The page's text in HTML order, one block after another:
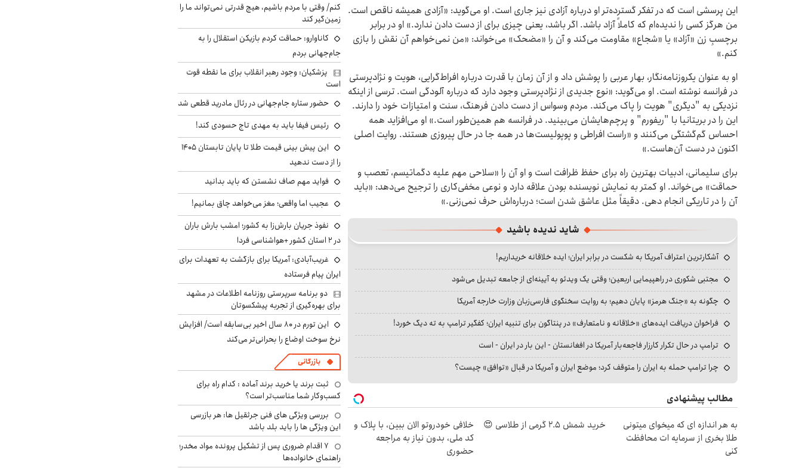
این پرسشی است که در تفکر گسترده‌تر او درباره آزادی نیز جاری است. او می‌گوید: «آزادی همیشه ناقص است.
من هرگز کسی را ندیده‌ام که کاملاً آزاد باشد. اگر باشد، یعنی چیزی برای از دست دادن ندارد.» او در برابر
برچسبِ زن «آزاد» یا «شجاع» مقاومت می‌کند و آن را «مضحک» می‌خواند: «من نمی‌خواهم آن نقش را بازی
کنم.»
او به عنوان یکروزنامه‌نگار، بهار عربی را پوشش داد و از آن زمان با قدرت درباره افراط‌گرایی، هویت و نژادپرستی
در فرانسه نوشته است. او می‌گوید: «نوع جدیدی از نژادپرستی وجود دارد که درباره آلودگی است. ترسی از اینکه
نزدیکی به "دیگری" هویت را پاک می‌کند. مردم وسواس از دست دادن فرهنگ، سنت و امتیازات خود را دارند.
این را در بریتانیا با "ریفورم" و پرچم‌هایشان می‌بینید. در فرانسه هم همین‌طور است.» او می‌افزاید همه
احساس گم‌گشتگی می‌کنند و «راست افراطی و پوپولیست‌ها در همه جا در حال پیروزی هستند. روایت اصلی
اکنون در دست آن‌هاست.»
برای سلیمانی، ادبیات بهترین راه برای حفظ ظرافت است و او آن را «سلاحی مهم علیه دگماتیسم، تعصب و
حماقت» می‌خواند. او کمتر به نمایش نویسنده بودن علاقه دارد و نوعی مخفی‌کاری را ترجیح می‌دهد: «باید
آن را در تاریکی انجام دهی. دقیقاً مثل عاشق‌ شدن است؛ درباره‌اش حرف نمی‌زنی.»
شاید ندیده باشید
آشکارترین اعتراف آمریکا به شکست در برابر ایران؛ ایده خلاقانه خریداریم!
مجتبی شکوری در راهپیمایی اربعین؛ وقتی یک ویدئو به آیینه‌ای از جامعه تبدیل می‌شود
چگونه به «جنگ هرمز» پایان دهیم؛ به روایت سخنگوی فارسی‌زبان وزارت خارجه آمریکا
فراخوان دریافت ایده‌های «خلاقانه و نامتعارف» در پنتاگون برای تنبیه ایران؛ کفگیر ترامپ به ته دیگ خورد!
ترامپ در حال تکرار کارزار فاجعه‌بار آمریکا در افغانستان - این بار در ایران - است
چرا ترامپ حمله به ایران را متوقف کرد؛ موضع ایران و آمریکا در قبال «توافق» چیست؟
مطالب پیشنهادی
به هر اندازه ای که میخوای میتونی
طلا بخری از سرمایه ات محافظت
کنی
خرید شمش 2.5 گرمی از طلاسی 😍
خلافی خودروتو الان ببین، با پلاک و
کد ملی، بدون نیاز به مراجعه
حضوری
کنم/ وقتی با مردم باشیم، هیچ قدرتی نمی‌تواند ما را
زمین‌گیر کند
کاناوارو: حماقت کردم بازیکن استقلال را به
جام‌جهانی بردم
پزشکیان: وجود رهبر انقلاب برای ما نقطه قوت
است
حضور ستاره جام‌جهانی در رئال مادرید قطعی شد
رئیس فیفا باید به مهدی تاج حسودی کند!
این پیش بینی قیمت طلا تا پایان تابستان ۱۴۰۵
را از دست ندهید
فواید مهم صاف نشستن که باید بدانید
عجیب اما واقعی؛ مغز می‌خواهد چاق بمانیم!
نفوذ جریان بارش‌زا به کشور؛ امشب بارش باران
در ۲ استان کشور +هواشناسی فردا
غریب‌آبادی: آمریکا برای بازگشت به تعهدات برای
ایران پیام فرستاده
دو برنامه سرپرستی روزنامه اطلاعات در مشهد
برای بهره‌گیری از تجربه پیشکسوتان
این تورم در ۸۰ سال اخیر بی‌سابقه است/ افزایش
نرخ سوخت اوضاع را بحرانی‌تر می‌کند
بازرگانی
ثبت برند یا خرید برند آماده : کدام راه برای
کسب‌وکار شما مناسب‌تر است؟
بررسی ویژگی های فنی جرثقیل ها: هر بازرسی
این ویژگی ها را باید بلد باشد
۷ اقدام ضروری پس از تشکیل پرونده مواد مخدر؛
راهنمای خانواده‌ها